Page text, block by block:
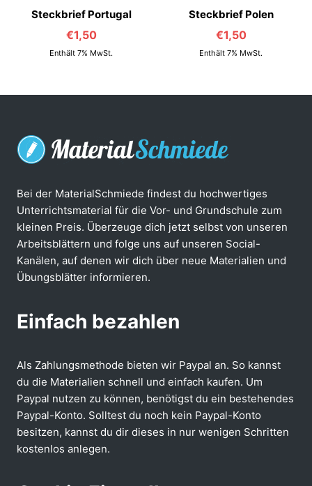
Steckbrief Portugal
€1,50
Enthält 7% MwSt.
Steckbrief Polen
€1,50
Enthält 7% MwSt.
Bei der MaterialSchmiede findest du hochwertiges
Unterrichtsmaterial für die Vor- und Grundschule zum
kleinen Preis. Überzeuge dich jetzt selbst von unseren
Arbeitsblättern und folge uns auf unseren Social-
Kanälen, auf denen wir dich über neue Materialien und
Übungsblätter informieren.
Einfach bezahlen
Als Zahlungsmethode bieten wir Paypal an. So kannst
du die Materialien schnell und einfach kaufen. Um
Paypal nutzen zu können, benötigst du ein bestehendes
Paypal-Konto. Solltest du noch kein Paypal-Konto
besitzen, kannst du dir dieses in nur wenigen Schritten
kostenlos anlegen.